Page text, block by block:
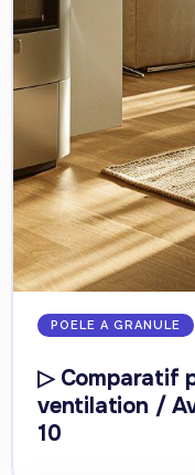
POELE A GRANULE
▷ Comparatif
ventilation /
10